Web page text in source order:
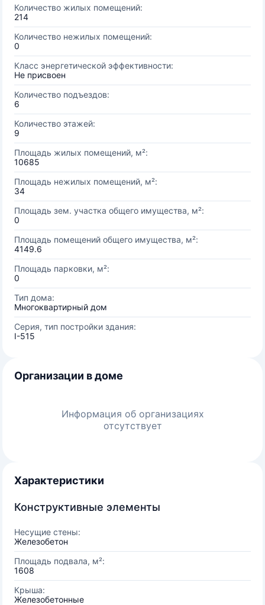
Количество жилых помещений:
214
Количество нежилых помещений:
0
Класс энергетической эффективности:
Не присвоен
Количество подъездов:
6
Количество этажей:
9
Площадь жилых помещений, м²:
10685
Площадь нежилых помещений, м²:
34
Площадь зем. участка общего имущества, м²:
0
Площадь помещений общего имущества, м²:
4149.6
Площадь парковки, м²:
0
Тип дома:
Многоквартирный дом
Серия, тип постройки здания:
I-515
Организации в доме
Информация об организациях
отсутствует
Характеристики
Конструктивные элементы
Несущие стены:
Железобетон
Площадь подвала, м²:
1608
Крыша:
Железобетонные